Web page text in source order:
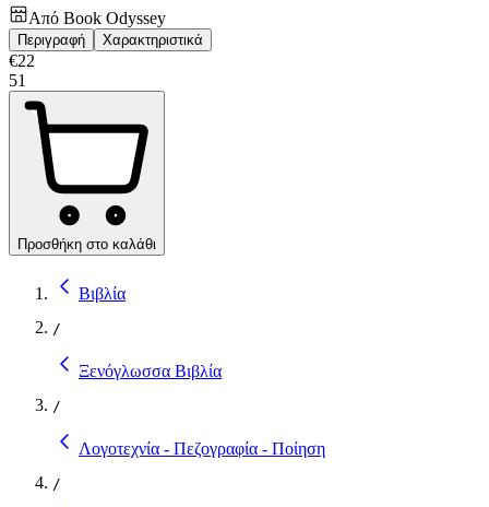
Από Book Odyssey
Περιγραφή Χαρακτηριστικά
€22
51
Προσθήκη στο καλάθι
Βιβλία
/
Ξενόγλωσσα Βιβλία
/
Λογοτεχνία - Πεζογραφία - Ποίηση
/